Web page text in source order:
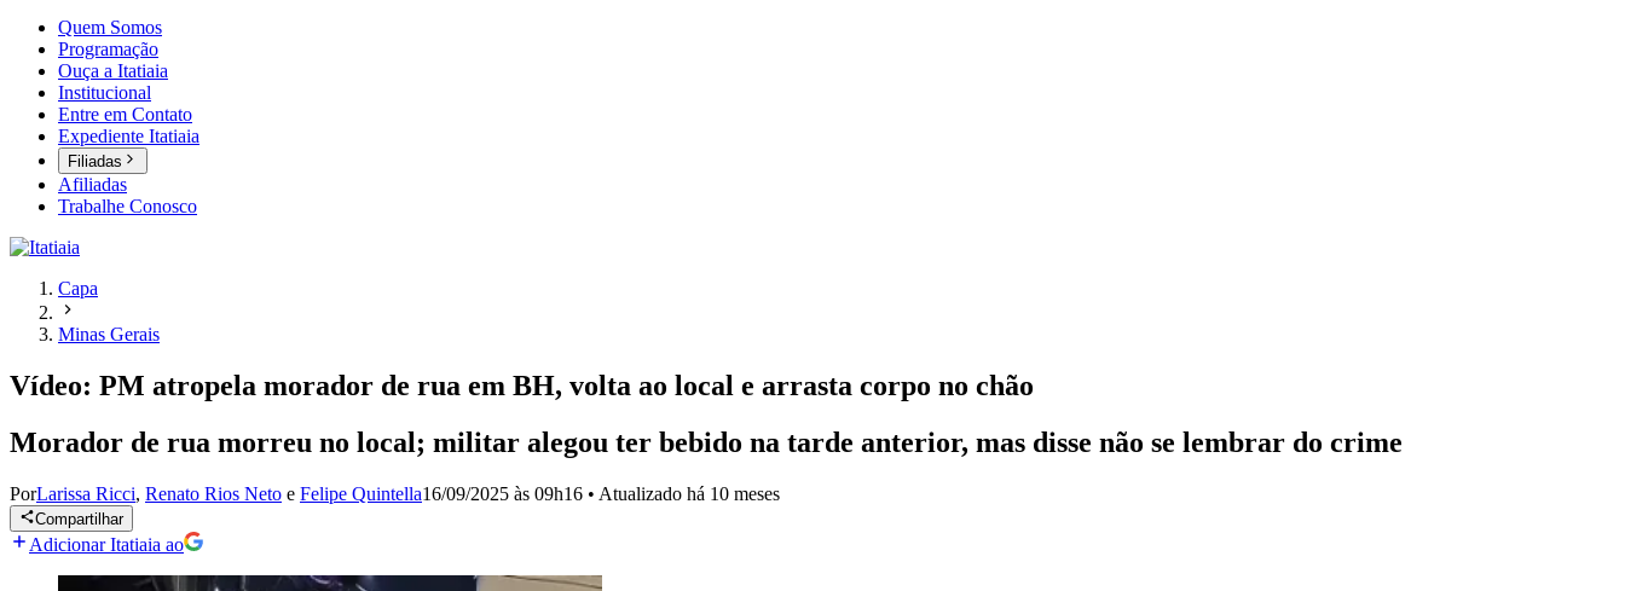
Quem Somos
Programação
Ouça a Itatiaia
Institucional
Entre em Contato
Expediente Itatiaia
Filiadas
Afiliadas
Trabalhe Conosco
Capa
Minas Gerais
Vídeo: PM atropela morador de rua em BH, volta ao local e arrasta corpo no chão
Morador de rua morreu no local; militar alegou ter bebido na tarde anterior, mas disse não se lembrar do crime
PorLarissa Ricci, Renato Rios Neto e Felipe Quintella16/09/2025 às 09h16 • Atualizado há 10 meses
Compartilhar
Adicionar Itatiaia ao